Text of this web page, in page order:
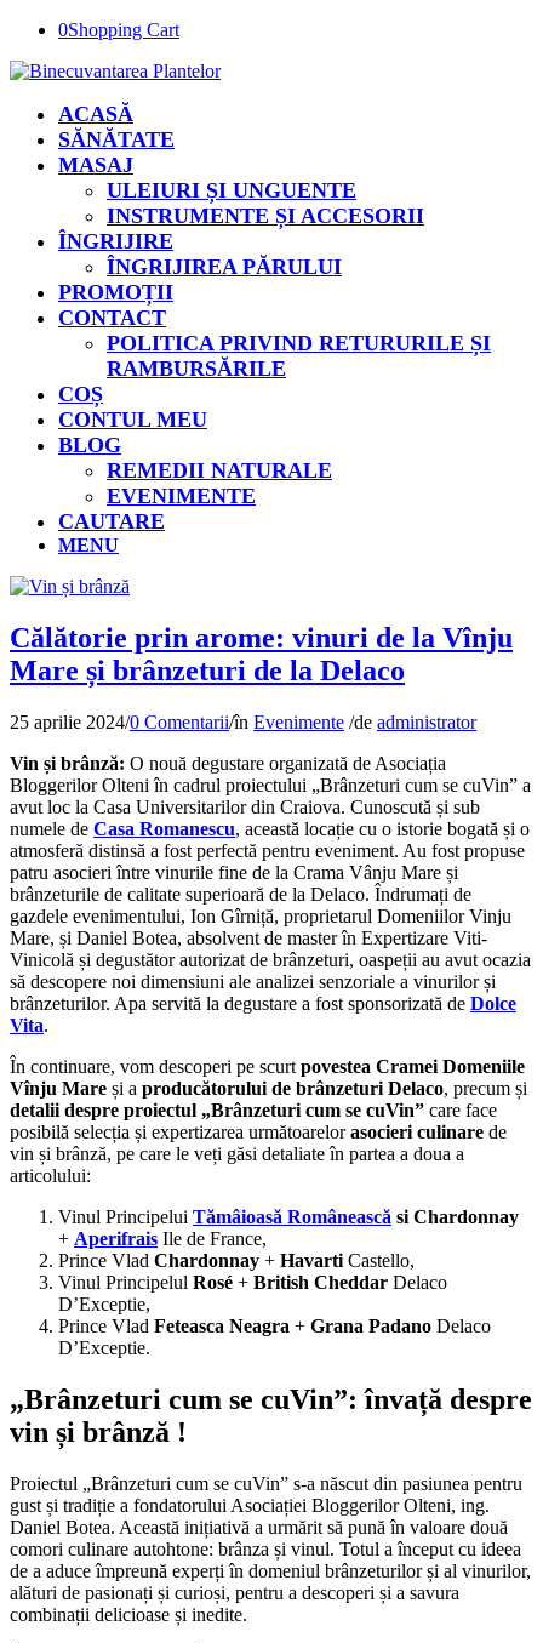
0Shopping Cart
ACASĂ
SĂNĂTATE
MASAJ
ULEIURI ȘI UNGUENTE
INSTRUMENTE ȘI ACCESORII
ÎNGRIJIRE
ÎNGRIJIREA PĂRULUI
PROMOȚII
CONTACT
POLITICA PRIVIND RETURURILE ȘI
RAMBURSĂRILE
COȘ
CONTUL MEU
BLOG
REMEDII NATURALE
EVENIMENTE
CAUTARE
MENU
Călătorie prin arome: vinuri de la Vînju
Mare și brânzeturi de la Delaco
25 aprilie 2024/0 Comentarii/în Evenimente /de administrator
Vin și brânză: O nouă degustare organizată de Asociația
Bloggerilor Olteni în cadrul proiectului „Brânzeturi cum se cuVin” a
avut loc la Casa Universitarilor din Craiova. Cunoscută și sub
numele de Casa Romanescu, această locație cu o istorie bogată și o
atmosferă distinsă a fost perfectă pentru eveniment. Au fost propuse
patru asocieri între vinurile fine de la Crama Vânju Mare și
brânzeturile de calitate superioară de la Delaco. Îndrumați de
gazdele evenimentului, Ion Gîrniță, proprietarul Domeniilor Vinju
Mare, și Daniel Botea, absolvent de master în Expertizare Viti-
Vinicolă și degustător autorizat de brânzeturi, oaspeții au avut ocazia
să descopere noi dimensiuni ale analizei senzoriale a vinurilor și
brânzeturilor. Apa servită la degustare a fost sponsorizată de Dolce
Vita.
În continuare, vom descoperi pe scurt povestea Cramei Domeniile
Vînju Mare și a producătorului de brânzeturi Delaco, precum și
detalii despre proiectul „Brânzeturi cum se cuVin” care face
posibilă selecția și expertizarea următoarelorasocieri culinare de
vin și brânză, pe care le veți găsi detaliate în partea a doua a
articolului:
Vinul Principelui Tămâioasă Românească si Chardonnay
+ Aperifrais Ile de France,
Prince Vlad Chardonnay + Havarti Castello,
Vinul Principelul Rosé + British Cheddar Delaco
D’Exceptie,
Prince Vlad Feteasca Neagra + Grana Padano Delaco
D’Exceptie.
„Brânzeturi cum se cuVin”: învață despre
vin și brânză !
Proiectul „Brânzeturi cum se cuVin” s-a născut din pasiunea pentru
gust și tradiție a fondatorului Asociației Bloggerilor Olteni, ing.
Daniel Botea. Această inițiativă a urmărit să pună în valoare două
comori culinare autohtone: brânza și vinul. Totul a început cu ideea
de a aduce împreună experți în domeniul brânzeturilor și al vinurilor,
alături de pasionați și curioși, pentru a descoperi și a savura
combinații delicioase și inedite.